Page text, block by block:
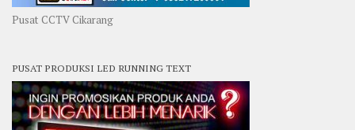
Pusat CCTV Cikarang
PUSAT PRODUKSI LED RUNNING TEXT